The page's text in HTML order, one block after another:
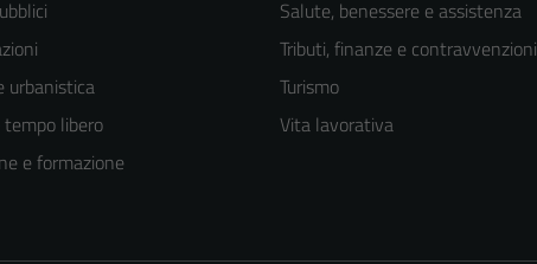
urbanistica
libero
e formazione
Salute, benessere e assistenza
Tributi, finanze e contravvenzioni
Turismo
Vita lavorativa